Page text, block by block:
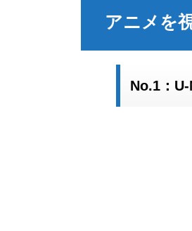
アニメを
No.1：